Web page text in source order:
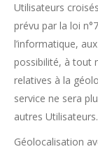
Utilisateurs
prévu par la loi
l’informatique,
possibilité, à tout
relatives à la
service ne sera
autres Utilisateurs.
Géolocalisation